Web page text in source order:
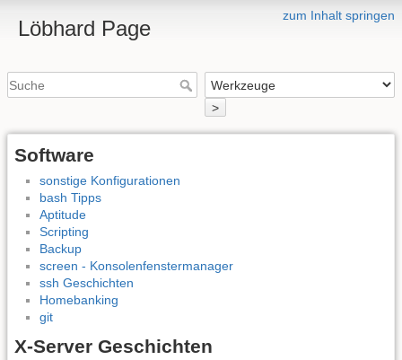
zum Inhalt springen
Löbhard Page
>
Software
sonstige Konfigurationen
bash Tipps
Aptitude
Scripting
Backup
screen - Konsolenfenstermanager
ssh Geschichten
Homebanking
git
X-Server Geschichten